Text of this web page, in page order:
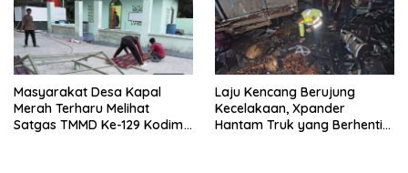
Masyarakat Desa Kapal
Merah Terharu Melihat
Satgas TMMD Ke-129 Kodim
Laju Kencang Berujung
Kecelakaan, Xpander
Hantam Truk yang Berhenti